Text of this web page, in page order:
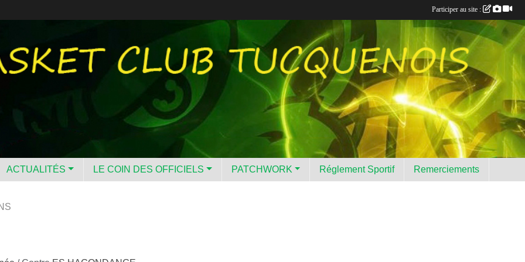
ACTUALITÉS LE COIN DES OFFICIELS PATCHWORK Réglement Sportif Remerciements
Participer au site :